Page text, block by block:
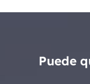
Puede